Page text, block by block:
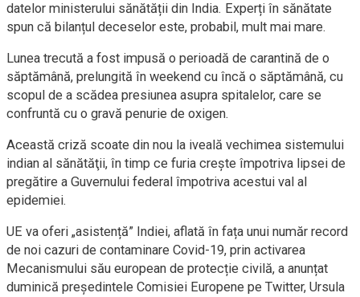
datelor ministerului sănătății din India. Experți în sănătate
spun că bilanțul deceselor este, probabil, mult mai mare.
Lunea trecută a fost impusă o perioadă de carantină de o
săptămână, prelungită în weekend cu încă o săptămână, cu
scopul de a scădea presiunea asupra spitalelor, care se
confruntă cu o gravă penurie de oxigen.
Această criză scoate din nou la iveală vechimea sistemului
indian al sănătăţii, în timp ce furia creşte împotriva lipsei de
pregătire a Guvernului federal împotriva acestui val al
epidemiei.
UE va oferi „asistență” Indiei, aflată în fața unui număr record
de noi cazuri de contaminare Covid-19, prin activarea
Mecanismului său european de protecție civilă, a anunțat
duminică președintele Comisiei Europene pe Twitter, Ursula